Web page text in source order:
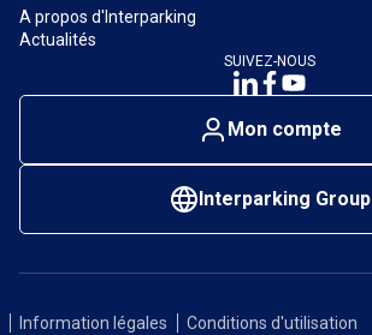
A propos d'Interparking
Actualités
SUIVEZ-NOUS
Mon compte
Interparking Group
Information légales Conditions d'utilisation